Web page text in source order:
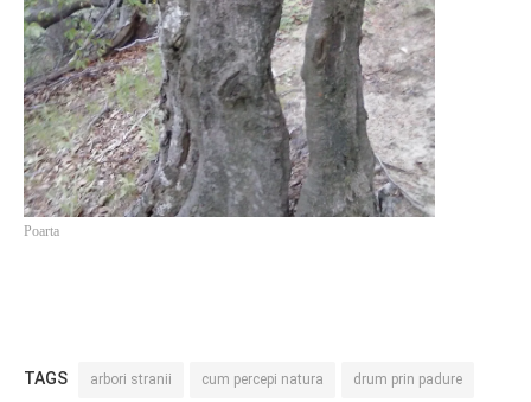
Poarta
TAGS arbori stranii cum percepi natura drum prin padure